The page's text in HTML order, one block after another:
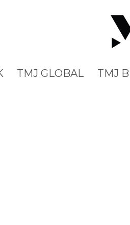
TMJ GLOBAL TMJ